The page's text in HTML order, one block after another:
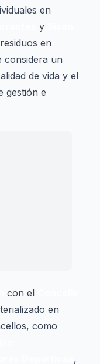
en
y
en
considera un
de vida y el
gestión e
con el
en
como
,